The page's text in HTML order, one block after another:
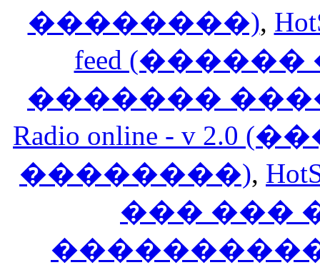
��������),
feed
�������
Radio online - v
��������),
��� ���